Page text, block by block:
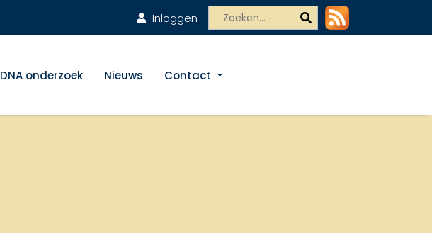
Inloggen
DNA onderzoek Nieuws Contact